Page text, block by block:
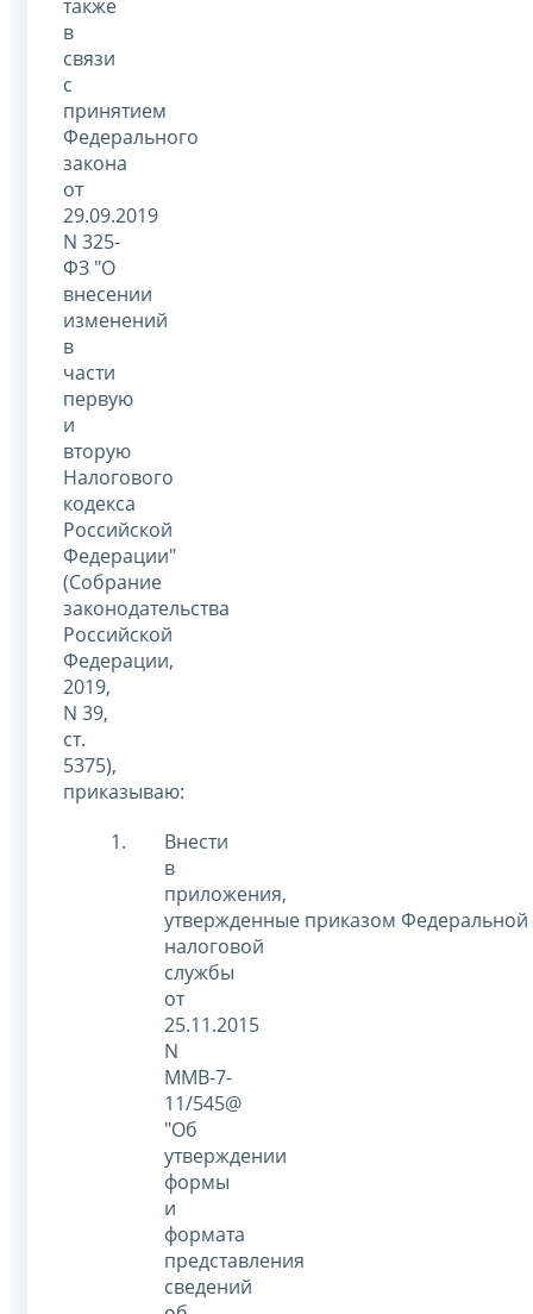
также
в
связи
с
принятием
Федерального
закона
от
29.09.2019
N 325-
ФЗ "О
внесении
изменений
в
части
первую
и
вторую
Налогового
кодекса
Российской
Федерации"
(Собрание
законодательства
Российской
Федерации,
2019,
N 39,
ст.
5375),
приказываю:
Внести
в
приложения,
утвержденные приказом Федеральной
налоговой
службы
от
25.11.2015
N
ММВ-7-
11/545@
"Об
утверждении
формы
и
формата
представления
сведений